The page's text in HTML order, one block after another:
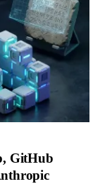
GitHub